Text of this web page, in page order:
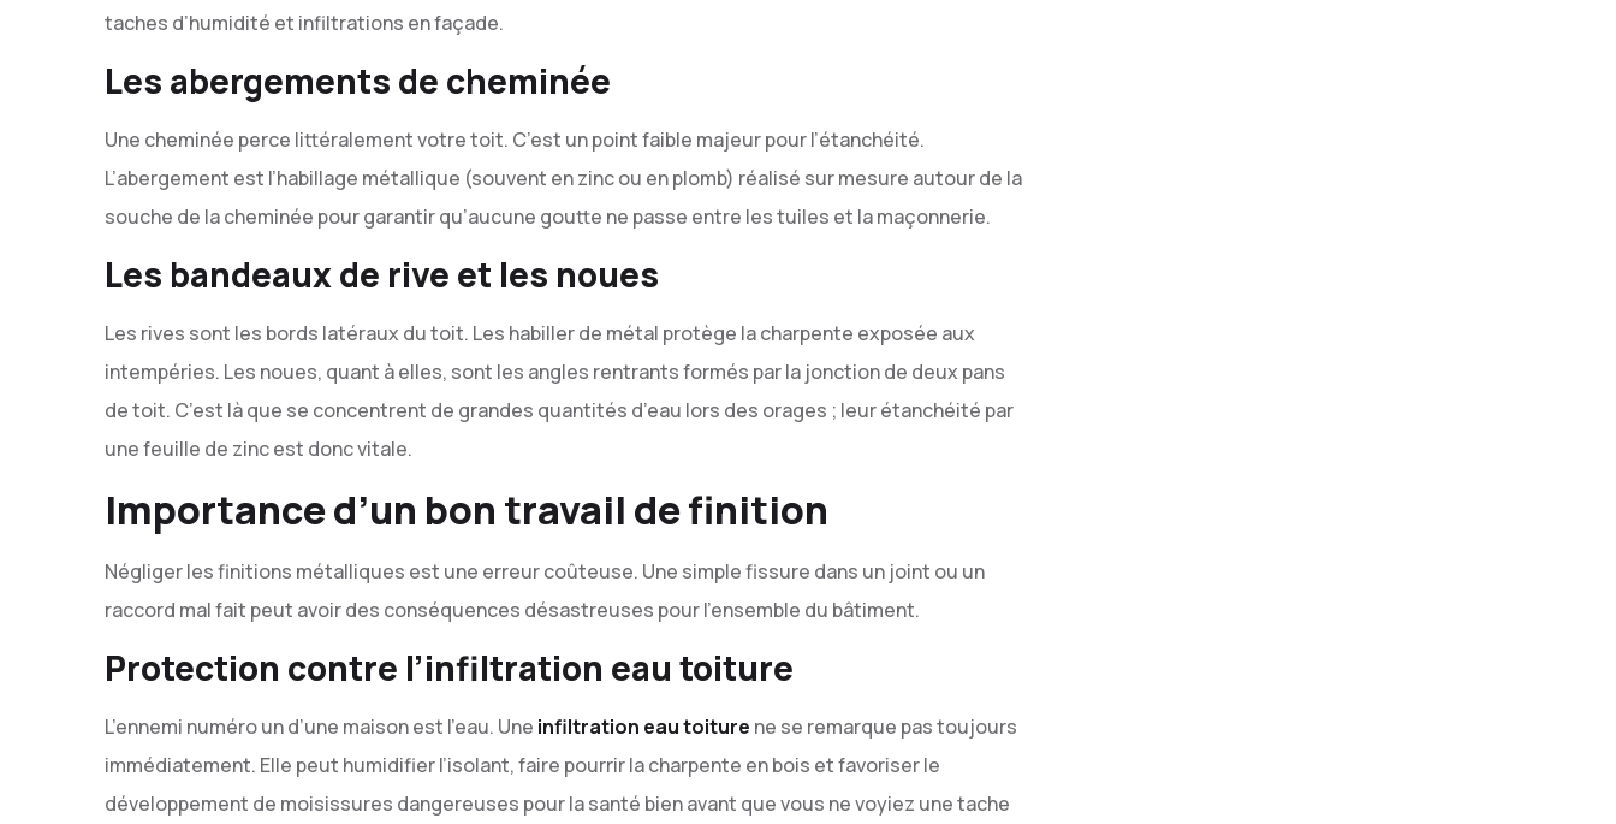
taches d’humidité et infiltrations en façade.
Les abergements de cheminée
Une cheminée perce littéralement votre toit. C’est un point faible majeur pour l’étanchéité.
L’abergement est l’habillage métallique (souvent en zinc ou en plomb) réalisé sur mesure autour de la
souche de la cheminée pour garantir qu’aucune goutte ne passe entre les tuiles et la maçonnerie.
Les bandeaux de rive et les noues
Les rives sont les bords latéraux du toit. Les habiller de métal protège la charpente exposée aux
intempéries. Les noues, quant à elles, sont les angles rentrants formés par la jonction de deux pans
de toit. C’est là que se concentrent de grandes quantités d’eau lors des orages ; leur étanchéité par
une feuille de zinc est donc vitale.
Importance d’un bon travail de finition
Négliger les finitions métalliques est une erreur coûteuse. Une simple fissure dans un joint ou un
raccord mal fait peut avoir des conséquences désastreuses pour l’ensemble du bâtiment.
Protection contre l’infiltration eau toiture
L’ennemi numéro un d’une maison est l’eau. Une infiltration eau toiture ne se remarque pas toujours
immédiatement. Elle peut humidifier l’isolant, faire pourrir la charpente en bois et favoriser le
développement de moisissures dangereuses pour la santé bien avant que vous ne voyiez une tache